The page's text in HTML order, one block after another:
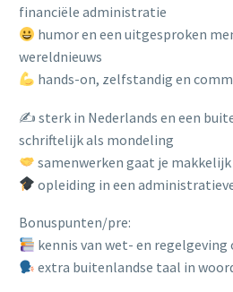
financiële administratie
humor en een uitgesproken
wereldnieuws
hands-on, zelfstandig en
✍️ sterk in Nederlands en een
schriftelijk als mondeling
samenwerken gaat je
opleiding in een
Bonuspunten/pre:
kennis van wet- en
extra buitenlandse taal in